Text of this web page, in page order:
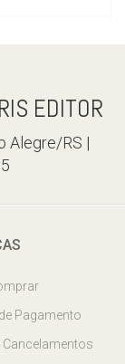
EDITOR
Alegre/RS |
Pagamento